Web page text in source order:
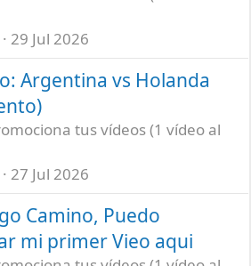
29 Jul 2026
Argentina vs Holanda
tus vídeos (1 vídeo al
27 Jul 2026
Camino, Puedo
mi primer Vieo aqui